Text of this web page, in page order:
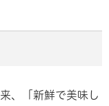
ク）
、「新鮮で美味し